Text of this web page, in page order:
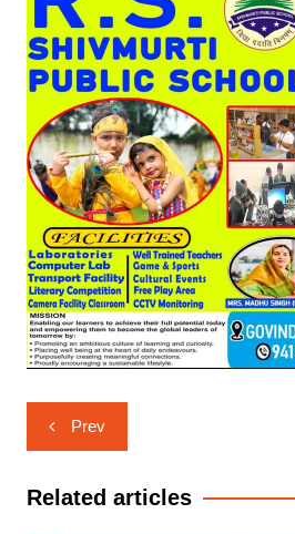
Post
navigation
Prev
Related articles